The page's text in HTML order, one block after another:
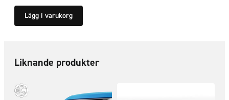
Lägg i varukorg
Liknande produkter